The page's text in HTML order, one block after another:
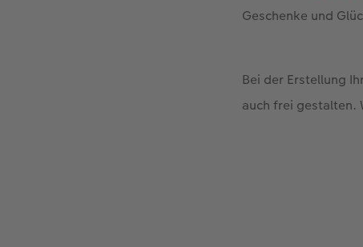
Geschenke und
Bei der Erstellung
auch frei gestalten.